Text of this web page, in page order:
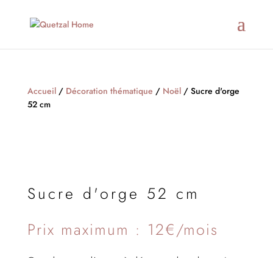
Accueil/ Décoration thématique / Noël/ Sucre d'orge
52 cm
Sucre d'orge 52 cm
Prix maximum : 12€/mois